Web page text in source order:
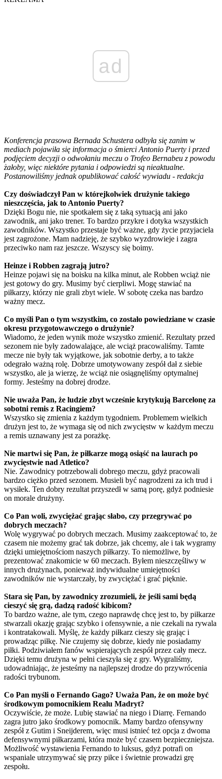
ad
Konferencja prasowa Bernada Schustera odbyła się zanim w
mediach pojawiła się informacja o śmierci Antonio Puerty i przed
podjęciem decyzji o odwołaniu meczu o Trofeo Bernabeu z powodu
żałoby, więc niektóre pytania i odpowiedzi są nieaktualne.
Postanowiliśmy jednak opublikować całość wywiadu - redakcja
Czy doświadczył Pan w którejkolwiek drużynie takiego
nieszczęścia, jak to Antonio Puerty?
Dzięki Bogu nie, nie spotkałem się z taką sytuacją ani jako
zawodnik, ani jako trener. To bardzo przykre i dotyka wszystkich
zawodników. Wszystko przestaje być ważne, gdy życie przyjaciela
jest zagrożone. Mam nadzieję, że szybko wyzdrowieje i zagra
przeciwko nam raz jeszcze. Wszyscy się boimy.
Heinze i Robben zagrają jutro?
Heinze pojawi się na boisku na kilka minut, ale Robben wciąż nie
jest gotowy do gry. Musimy być cierpliwi. Mogę stawiać na
piłkarzy, którzy nie grali zbyt wiele. W sobotę czeka nas bardzo
ważny mecz.
Co myśli Pan o tym wszystkim, co zostało powiedziane w czasie
okresu przygotowawczego o drużynie?
Wiadomo, że jeden wynik może wszystko zmienić. Rezultaty przed
sezonem nie były zadowalające, ale wciąż pracowaliśmy. Tamte
mecze nie były tak wyjątkowe, jak sobotnie derby, a to także
odegrało ważną rolę. Dobrze umotywowany zespół dał z siebie
wszystko, ale ja wierzę, że wciąż nie osiągnęliśmy optymalnej
formy. Jesteśmy na dobrej drodze.
Nie uważa Pan, że ludzie zbyt wcześnie krytykują Barcelonę za
sobotni remis z Racingiem?
Wszystko się zmienia z każdym tygodniem. Problemem wielkich
drużyn jest to, że wymaga się od nich zwycięstw w każdym meczu
a remis uznawany jest za porażkę.
Nie martwi się Pan, że piłkarze mogą osiąść na laurach po
zwycięstwie nad Atletico?
Nie. Zawodnicy potrzebowali dobrego meczu, gdyż pracowali
bardzo ciężko przed sezonem. Musieli być nagrodzeni za ich trud i
wysiłek. Ten dobry rezultat przyszedł w samą porę, gdyż podniesie
on morale drużyny.
Co Pan woli, zwyciężać grając słabo, czy przegrywać po
dobrych meczach?
Wolę wygrywać po dobrych meczach. Musimy zaakceptować to, że
czasem nie możemy grać tak dobrze, jak chcemy, ale i tak wygramy
dzięki umiejętnościom naszych piłkarzy. To niemożliwe, by
prezentować znakomicie w 60 meczach. Byłem nieszczęśliwy w
innych drużynach, ponieważ indywidualne umiejętności
zawodników nie wystarczały, by zwyciężać i grać pięknie.
Stara się Pan, by zawodnicy zrozumieli, że jeśli sami będą
cieszyć się grą, dadzą radość kibicom?
To bardzo ważne, ale tym, czego naprawdę chcę jest to, by piłkarze
stwarzali okazję grając szybko i ofensywnie, a nie czekali na rywala
i kontratakowali. Myślę, że każdy piłkarz cieszy się grając i
prowadząc piłkę. Nie czujemy się dobrze, kiedy nie posiadamy
piłki. Podziwiałem fanów wspierających zespół przez cały mecz.
Dzięki temu drużyna w pełni cieszyła się z gry. Wygraliśmy,
udowadniając, że jesteśmy na najlepszej drodze do przywrócenia
radości trybunom.
Co Pan myśli o Fernando Gago? Uważa Pan, że on może być
środkowym pomocnikiem Realu Madryt?
Oczywiście, że może. Lubię stawiać na niego i Diarrę. Fernando
zagra jutro jako środkowy pomocnik. Mamy bardzo ofensywny
zespół z Gutim i Sneijderem, więc musi istnieć też opcja z dwoma
defensywnymi piłkarzami, która może być czasem bezpieczniejsza.
Możliwość wystawienia Fernando to luksus, gdyż potrafi on
wspaniale utrzymywać się przy piłce i świetnie prowadzi grę
zespołu.